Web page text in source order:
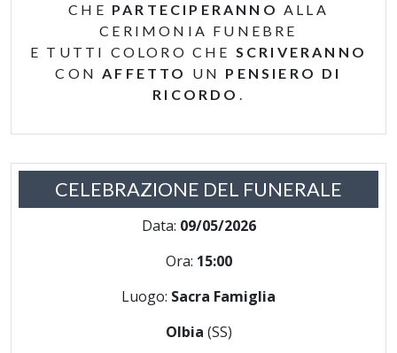
CHE PARTECIPERANNO ALLA
CERIMONIA FUNEBRE
E TUTTI COLORO CHE SCRIVERANNO
CONAFFETTO UN PENSIERO DI
RICORDO .
CELEBRAZIONE DEL FUNERALE
Data: 09/05/2026
Ora: 15:00
Luogo: Sacra Famiglia
Olbia (SS)